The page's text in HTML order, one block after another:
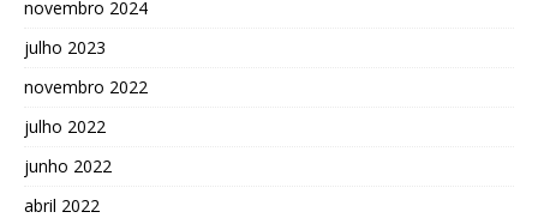
novembro 2024
julho 2023
novembro 2022
julho 2022
junho 2022
abril 2022